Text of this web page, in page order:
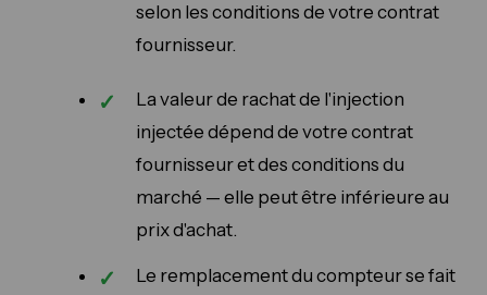
selon les conditions de votre contrat
fournisseur.
La valeur de rachat de l'injection
injectée dépend de votre contrat
fournisseur et des conditions du
marché — elle peut être inférieure au
prix d'achat.
Le remplacement du compteur se fait